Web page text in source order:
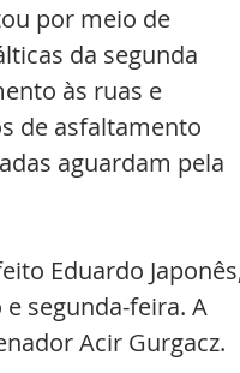
por meio de
da segunda
às ruas e
de asfaltamento
aguardam pela
Eduardo
segunda-feira. A
Acir Gurgacz.